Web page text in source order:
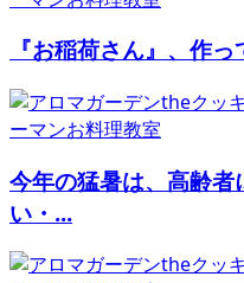
『お稲荷さん』、作
今年の猛暑は、高齢者
い・...